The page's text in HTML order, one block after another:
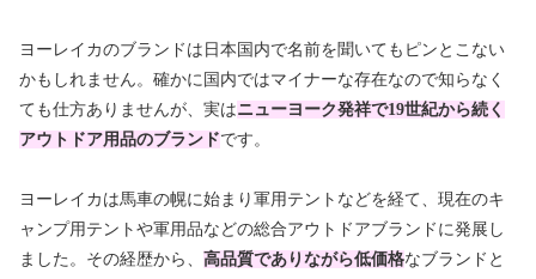
ヨーレイカのブランドは日本国内で名前を聞いてもピンとこない
かもしれません。確かに国内ではマイナーな存在なので知らなく
ても仕方ありませんが、実はニ ューヨーク発祥で19世紀から続く
アウトドア用品のブランドです。
ヨーレイカは馬車の幌に始まり軍用テントなどを経て、現在のキ
ャンプ用テントや軍用品などの総合アウトドアブランドに発展し
ました。その経歴から、 高品質でありながら低価格なブランドと